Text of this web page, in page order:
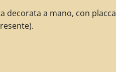
decorata a mano, con placca